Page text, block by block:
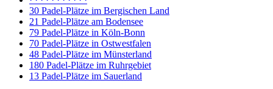
30 Padel-Plätze im Bergischen Land
21 Padel-Plätze am Bodensee
79 Padel-Plätze in Köln-Bonn
70 Padel-Plätze in Ostwestfalen
48 Padel-Plätze im Münsterland
180 Padel-Plätze im Ruhrgebiet
13 Padel-Plätze im Sauerland